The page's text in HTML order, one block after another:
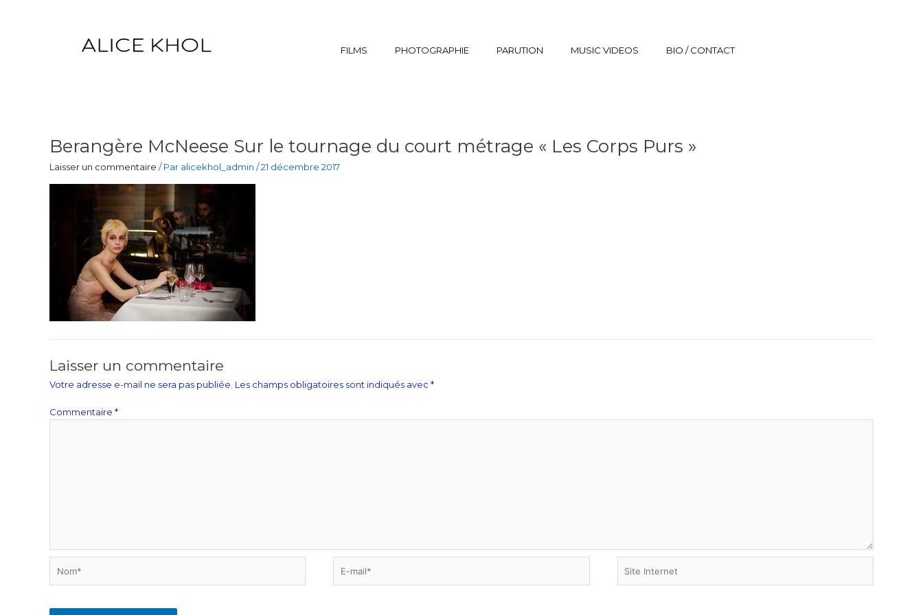
FILMS
PHOTOGRAPHIE PARUTION MUSIC VIDEOS BIO / CONTACT
Berangère McNeese Sur le tournage du court métrage « Les Corps Purs »
Laisser un commentaire / Par alicekhol_admin /21 décembre 2017
Laisser un commentaire
Votre adresse e-mail ne sera pas publiée. Les champs obligatoires sont indiqués avec *
Commentaire *
mail*
Internet